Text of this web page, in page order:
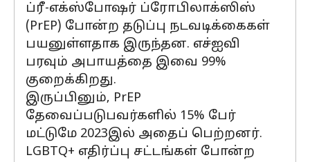
ப்ரீ-எக்ஸ்போஷர் ப்ரோபிலாக்ஸிஸ்
(PrEP) போன்ற தடுப்பு நடவடிக்கைகள்
பயனுள்ளதாக இருந்தன. எச்ஐவி
பரவும் அபாயத்தை இவை 99%
குறைக்கிறது.
இருப்பினும், PrEP
தேவைப்படுபவர்களில் 15% பேர்
மட்டுமே 2023இல் அதைப் பெற்றனர்.
LGBTQ+ எதிர்ப்பு சட்டங்கள் போன்ற